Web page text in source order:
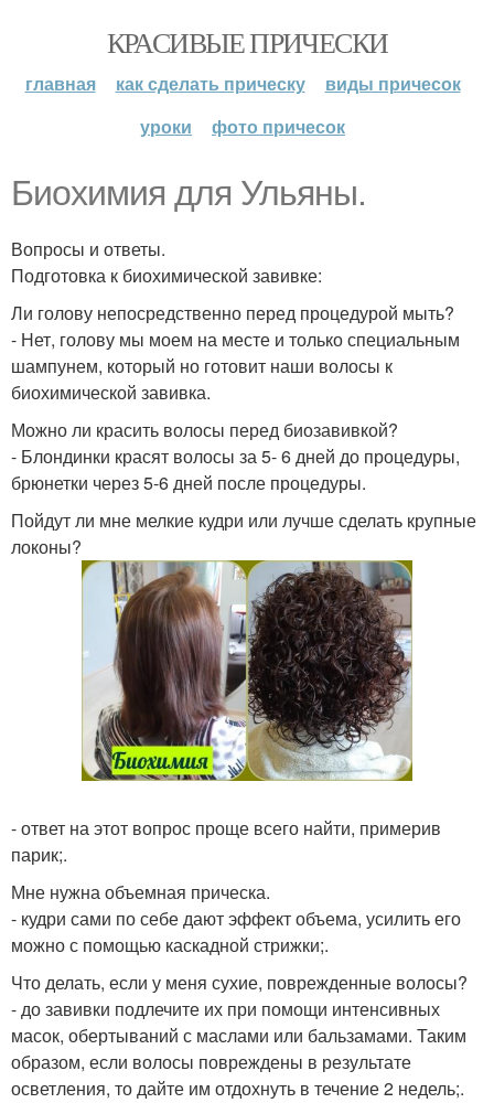
КРАСИВЫЕ ПРИЧЕСКИ
главная как сделать прическу
виды причесок
уроки
фото причесок
Биохимия для Ульяны.
Вопросы и ответы.
Подготовка к биохимической завивке:
Ли голову непосредственно перед процедурой мыть?
- Нет, голову мы моем на месте и только специальным
шампунем, который но готовит наши волосы к
биохимической завивка.
Можно ли красить волосы перед биозавивкой?
- Блондинки красят волосы за 5- 6 дней до процедуры,
брюнетки через 5-6 дней после процедуры.
Пойдут ли мне мелкие кудри или лучше сделать крупные
локоны?
- ответ на этот вопрос проще всего найти, примерив
парик;.
Мне нужна объемная прическа.
- кудри сами по себе дают эффект объема, усилить его
можно с помощью каскадной стрижки;.
Что делать, если у меня сухие, поврежденные волосы?
- до завивки подлечите их при помощи интенсивных
масок, обертываний с маслами или бальзамами. Таким
образом, если волосы повреждены в результате
осветления, то дайте им отдохнуть в течение 2 недель;.